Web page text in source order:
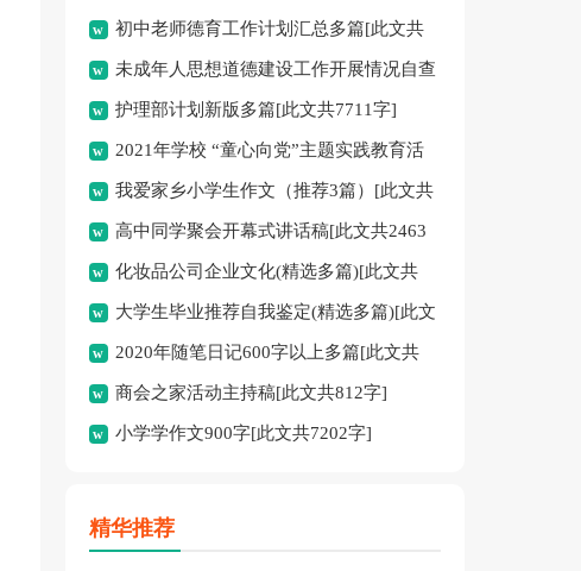
初中老师德育工作计划汇总多篇[此文共
11627字]
未成年人思想道德建设工作开展情况自查
报告[此文共12435字]
护理部计划新版多篇[此文共7711字]
2021年学校 “童心向党”主题实践教育活
动方案[此文共1080字]
我爱家乡小学生作文（推荐3篇）[此文共
1167字]高中同学聚会开幕式讲话稿[此文共2463
字] 化妆品公司企业文化(精选多篇)[此文共
6398字]
大学生毕业推荐自我鉴定(精选多篇)[此文
共5048字]
2020年随笔日记600字以上多篇[此文共
2977字]
商会之家活动主持稿[此文共812字]
小学学作文900字[此文共7202字]
精华推荐